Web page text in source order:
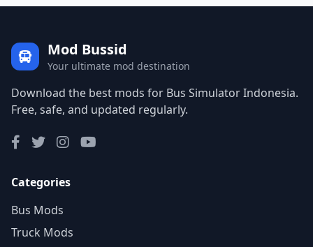
Mod Bussid
Your ultimate mod destination
Download the best mods for Bus Simulator Indonesia.
Free, safe, and updated regularly.
Categories
Bus Mods
Truck Mods